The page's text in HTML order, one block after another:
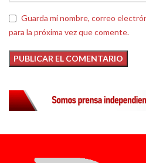
Guarda mi nombre, correo
para la próxima vez que comente.